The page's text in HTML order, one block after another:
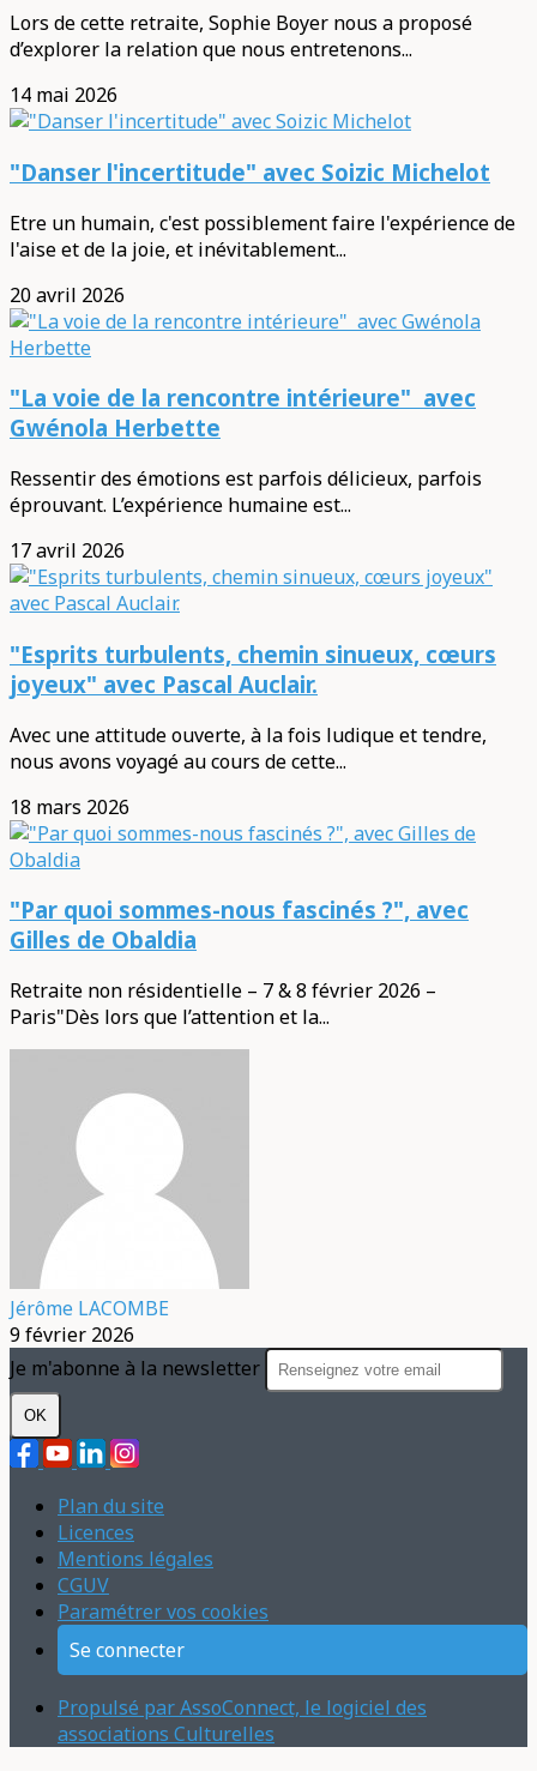
Lors de cette retraite, Sophie Boyer nous a proposé
d’explorer la relation que nous entretenons...
14 mai 2026
"Danser l'incertitude" avec Soizic Michelot
Etre un humain, c'est possiblement faire l'expérience de
l'aise et de la joie, et inévitablement...
20 avril 2026
"La voie de la rencontre intérieure" avec
Gwénola Herbette
Ressentir des émotions est parfois délicieux, parfois
éprouvant. L’expérience humaine est...
17 avril 2026
"Esprits turbulents, chemin sinueux, cœurs
joyeux" avec Pascal Auclair.
Avec une attitude ouverte, à la fois ludique et tendre,
nous avons voyagé au cours de cette...
18 mars 2026
"Par quoi sommes-nous fascinés ?", avec
Gilles de Obaldia
Retraite non résidentielle – 7 & 8 février 2026 –
Paris"Dès lors que l’attention et la...
Jérôme LACOMBE
9 février 2026
Je m'abonne à la newsletter
OK
Plan du site
Licences
Mentions légales
CGUV
Paramétrer vos cookies
Se connecter
Propulsé par AssoConnect, le logiciel des
associations Culturelles